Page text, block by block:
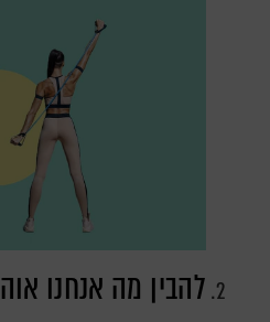
להבין מה אנחנו